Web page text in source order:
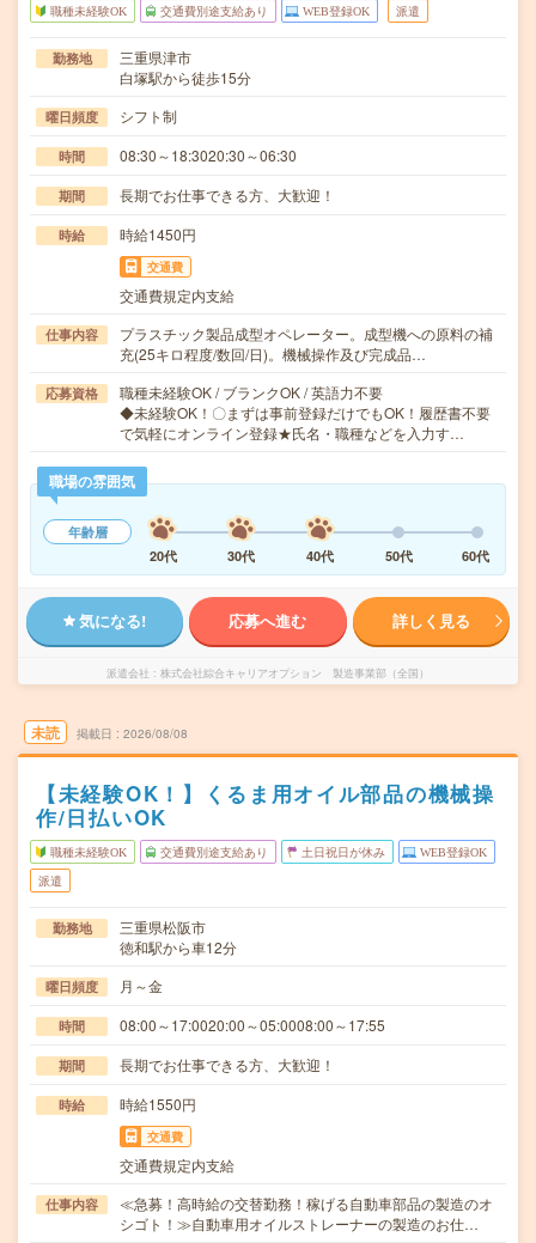
職種未経験OK 交通費別途支給あり WEB登録OK 派遣
勤務地
三重県津市
白塚駅から徒歩15分
曜日頻度 シフト制
時間 08:30～18:3020:30～06:30
期間 長期でお仕事できる方、大歓迎！
時給 時給1450円
交通費
交通費規定内支給
仕事内容
プラスチック製品成型オペレーター。成型機への原料の補
充(25キロ程度/数回/日)。機械操作及び完成品…
応募資格
職種未経験OK / ブランクOK / 英語力不要
◆未経験OK！〇まずは事前登録だけでもOK！履歴書不要
で気軽にオンライン登録★氏名・職種などを入力す…
職場の雰囲気
年齢層
20代
30代 40代 50代 60代
気になる! 応募へ進む 詳しく見る
派遣会社 株式会社綜合キャリアオプション 製造事業部（全国）
未読 掲載日 2026/08/08
【未経験OK！】くるま用オイル部品の機械操
作/日払いOK
職種未経験OK 交通費別途支給あり 土日祝日が休み WEB登録OK
派遣
勤務地
三重県松阪市
徳和駅から車12分
曜日頻度 月～金
時間 08:00～17:0020:00～05:0008:00～17:55
期間 長期でお仕事できる方、大歓迎！
時給 時給1550円
交通費
交通費規定内支給
仕事内容
≪急募！高時給の交替勤務！稼げる自動車部品の製造のオ
シゴト！≫自動車用オイルストレーナーの製造のお仕…